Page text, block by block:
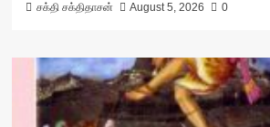
சக்தி சக்திதாசன் August 5, 2026 0